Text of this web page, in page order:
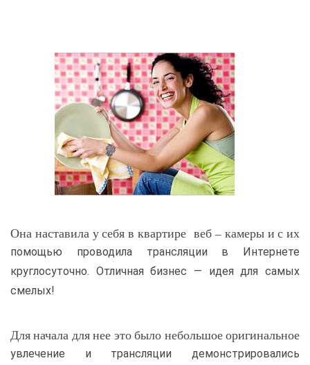
Она наставила у себя в квартире веб – камеры и с их
помощью проводила трансляции в Интернете
круглосуточно. Отличная бизнес — идея для самых
смелых!
Для начала для нее это было небольшое оригинальное
увлечение и трансляции демонстрировались